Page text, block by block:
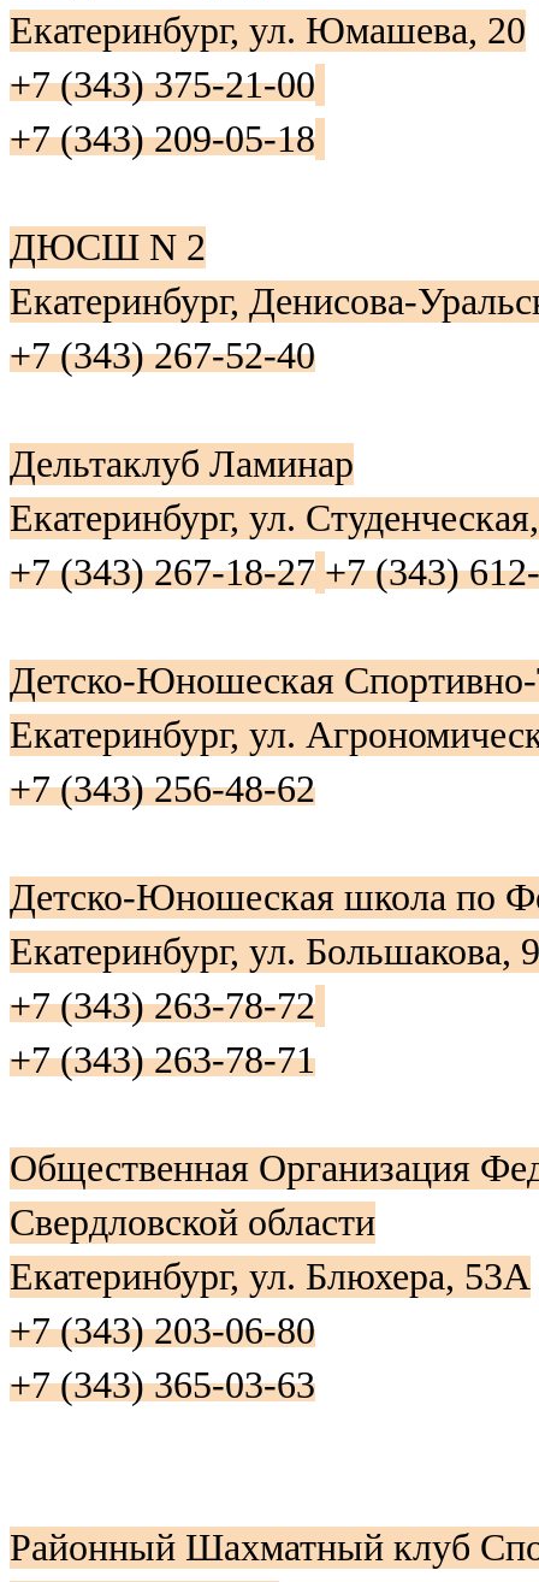
Екатеринбург, ул. Юмашева, 20
+7 (343) 375-21-00
+7 (343) 209-05-18
ДЮСШ N 2
Екатеринбург, Денисова-
+7 (343) 267-52-40
Дельтаклуб Ламинар
Екатеринбург, ул.
+7 (343) 267-18-27 +7 (343)
Детско-Юношеская
Екатеринбург, ул.
+7 (343) 256-48-62
Детско-Юношеская школа по
Екатеринбург, ул. Большакова,
+7 (343) 263-78-72
+7 (343) 263-78-71
Общественная Организация
Свердловской области
Екатеринбург, ул. Блюхера, 53А
+7 (343) 203-06-80
+7 (343) 365-03-63
Районный Шахматный клуб